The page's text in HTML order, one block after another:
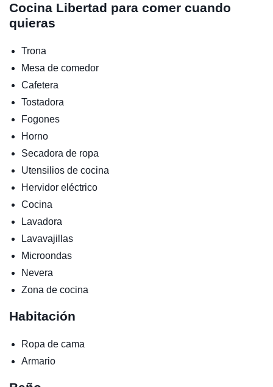
Cocina Libertad para comer cuando
quieras
Trona
Mesa de comedor
Cafetera
Tostadora
Fogones
Horno
Secadora de ropa
Utensilios de cocina
Hervidor eléctrico
Cocina
Lavadora
Lavavajillas
Microondas
Nevera
Zona de cocina
Habitación
Ropa de cama
Armario